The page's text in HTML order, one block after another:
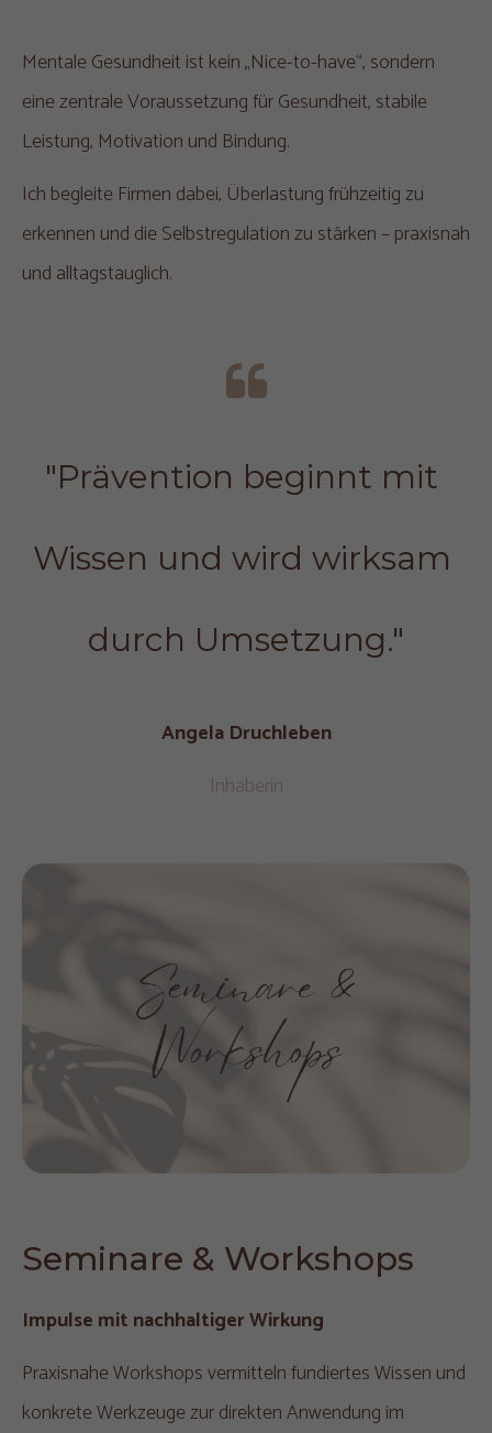
Mentale Gesundheit ist kein „Nice-to-have“, sondern
eine zentrale Voraussetzung für Gesundheit, stabile
Leistung, Motivation und Bindung.
Ich begleite Firmen dabei, Überlastung frühzeitig zu
erkennen und die Selbstregulation zu stärken – praxisnah
und alltagstauglich.
"Prävention beginnt mit
Wissen und wird wirksam
durch Umsetzung."
Angela Druchleben
Inhaberin
Seminare & Workshops
Impulse mit nachhaltiger Wirkung
Praxisnahe Workshops vermitteln fundiertes Wissen und
konkrete Werkzeuge zur direkten Anwendung im